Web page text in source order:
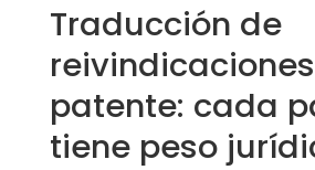
Traducción de
patente: cada
tiene peso